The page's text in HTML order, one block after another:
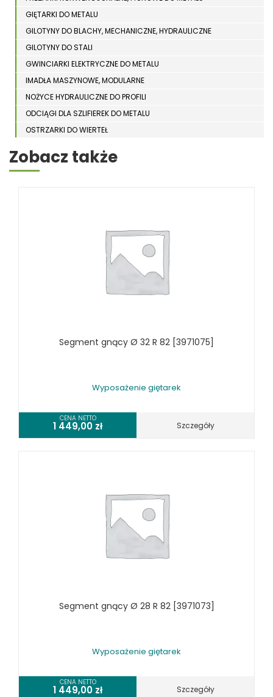
GIĘTARKI DO METALU
GILOTYNY DO BLACHY, MECHANICZNE, HYDRAULICZNE
GILOTYNY DO STALI
GWINCIARKI ELEKTRYCZNE DO METALU
IMADŁA MASZYNOWE, MODULARNE
NOŻYCE HYDRAULICZNE DO PROFILI
ODCIĄGI DLA SZLIFIEREK DO METALU
OSTRZARKI DO WIERTEŁ
PIŁY TAŚMOWE DO METALU
SZLIFIERKI DO METALU, PŁASZCZYZN
WIERTARKI KOLUMNOWE, SŁUPOWE, STOŁOWE
WYKRAWARKI DO BLACHY, PNEUMATYCZNE
ZAGINARKI DO BLACHY, MECHANICZNE
ŻŁOBIARKI DO BLACHY
WYPOSAŻENIE GIĘTAREK
WYPOSAŻENIE GWINCIAREK
WYPOSAŻENIE ODCIĄGÓW MASZYN DO METALU
WYPOSAŻENIE PIŁ TARCZOWYCH DO METALU
WYPOSAŻENIE SPĘCZAREK
WYPOSAŻENIE WALCAREK
WYPOSAŻENIE WIERTAREK DO METALU
WYPOSAŻENIE WYKRAWAREK
Zobacz także
Segment gnący Ø 32 R 82 [3971075]
Wyposażenie giętarek
CENA NETTO
1 449,00 zł Szczegóły
Segment gnący Ø 28 R 82 [3971073]
Wyposażenie giętarek
CENA NETTO
1 449,00 zł Szczegóły